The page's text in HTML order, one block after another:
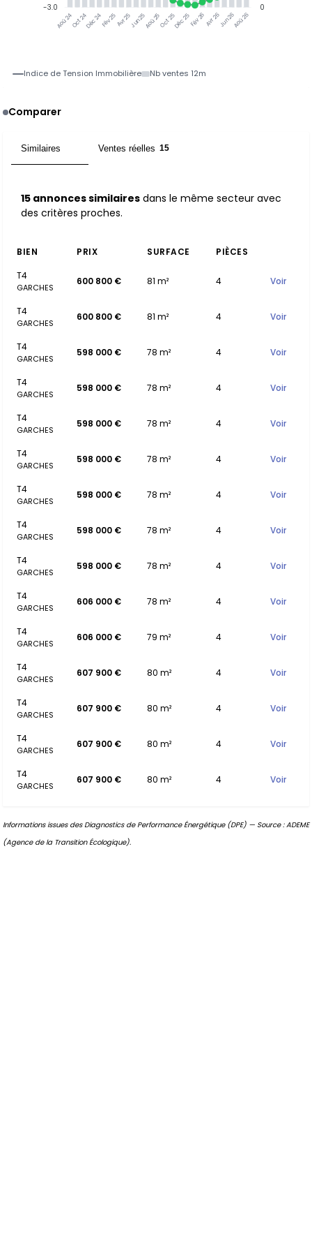
Aoû 24Oct 24Déc 24Fév 25Avr 25Jun 25Aoû 25Oct 25Déc 25Fév 26Avr 26Jun 26Aoû 26
0
-3.0
Indice de Tension Immobilière Nb ventes 12m
Comparer
Similaires Ventes réelles 15
15 annonces similaires dans le même secteur avec
des critères proches.
BIEN PRIX SURFACE
PIÈCES
T4
GARCHES
600 800 € 81 m² 4 Voir
T4
GARCHES
600 800 € 81 m² 4 Voir
T4
GARCHES
598 000 € 78 m² 4 Voir
T4
GARCHES
598 000 € 78 m² 4 Voir
T4
GARCHES
598 000 € 78 m² 4 Voir
T4
GARCHES
598 000 € 78 m² 4 Voir
T4
GARCHES
598 000 € 78 m² 4 Voir
T4
GARCHES
598 000 € 78 m² 4 Voir
T4
GARCHES
598 000 € 78 m² 4 Voir
T4
GARCHES
606 000 € 78 m² 4 Voir
T4
GARCHES
606 000 € 79 m² 4 Voir
T4
GARCHES
607 900 € 80 m² 4 Voir
T4
GARCHES
607 900 € 80 m² 4 Voir
T4
GARCHES
607 900 € 80 m² 4 Voir
T4
GARCHES
607 900 € 80 m² 4 Voir
Informations issues des Diagnostics de Performance Énergétique (DPE) — Source : ADEME
(Agence de la Transition Écologique).